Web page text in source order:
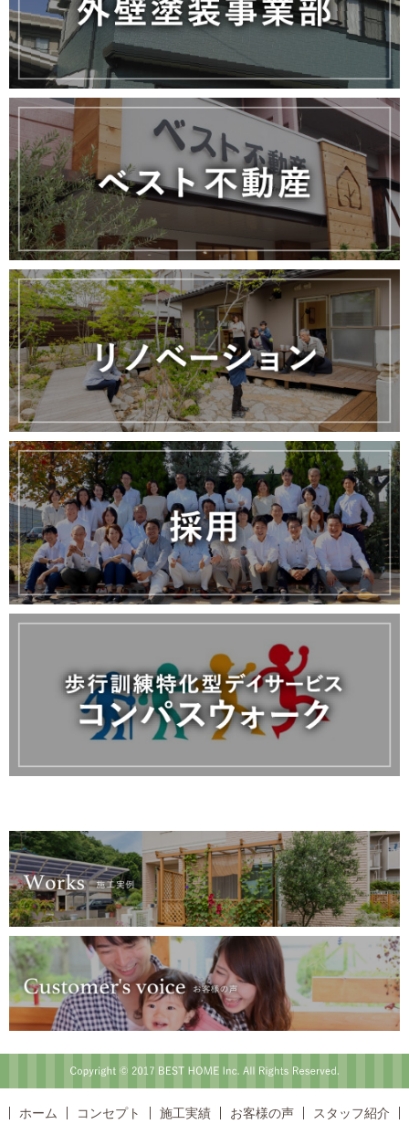
ホーム コンセプト 施工実績 お客様の声 スタッフ紹介